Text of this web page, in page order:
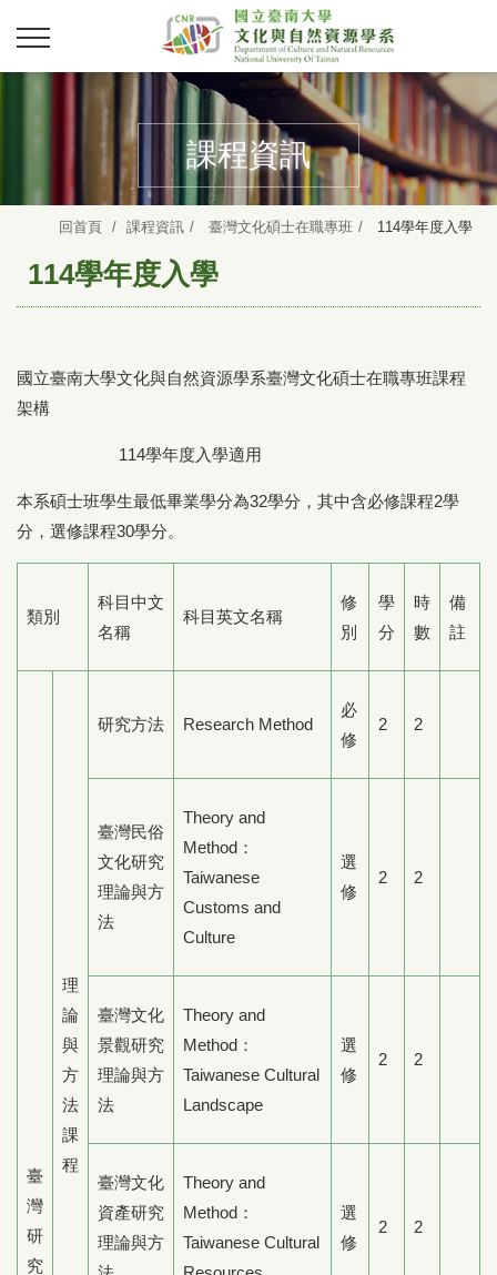
課程資訊
回首頁 課程資訊 臺灣文化碩士在職專班 114學年度入學
114學年度入學
國立臺南大學文化與自然資源學系臺灣文化碩士在職專班課程
架構
114學年度入學適用
本系碩士班學生最低畢業學分為32學分，其中含必修課程2學
分，選修課程30學分。
類別
科目中文
名稱
科目英文名稱
修
別
學
分
時
數
備
註
臺
灣
研
究
理
論
與
方
法
課
程
研究方法 Research Method
必
修
2 2
臺灣民俗
文化研究
理論與方
法
Theory and
Method：
Taiwanese
Customs and
Culture
選
修
2 2
臺灣文化
景觀研究
理論與方
法
Theory and
Method：
Taiwanese Cultural
Landscape
選
修
2 2
臺灣文化
資產研究
理論與方
Theory and
Method：
Taiwanese Cultural
選
修
2 2